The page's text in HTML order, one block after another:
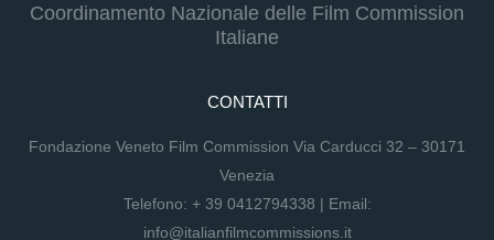
Coordinamento Nazionale delle Film Commission
Italiane
CONTATTI
Fondazione Veneto Film Commission Via Carducci 32 – 30171
Venezia
Telefono: + 39 0412794338 | Email:
info@italianfilmcommissions.it